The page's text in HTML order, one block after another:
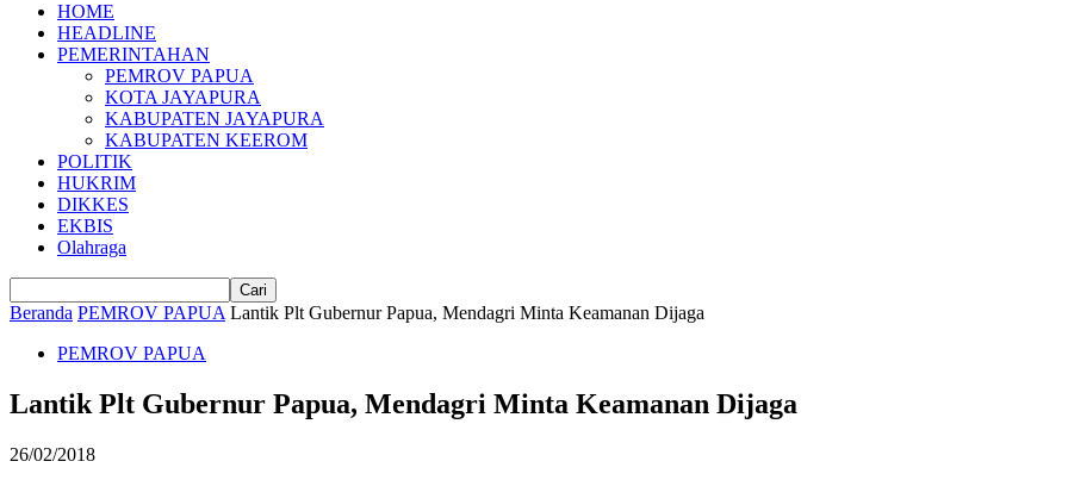
HOME
HEADLINE
PEMERINTAHAN
PEMROV PAPUA
KOTA JAYAPURA
KABUPATEN JAYAPURA
KABUPATEN KEEROM
POLITIK
HUKRIM
DIKKES
EKBIS
Olahraga
Beranda PEMROV PAPUA Lantik Plt Gubernur Papua, Mendagri Minta Keamanan Dijaga
PEMROV PAPUA
Lantik Plt Gubernur Papua, Mendagri Minta Keamanan Dijaga
26/02/2018